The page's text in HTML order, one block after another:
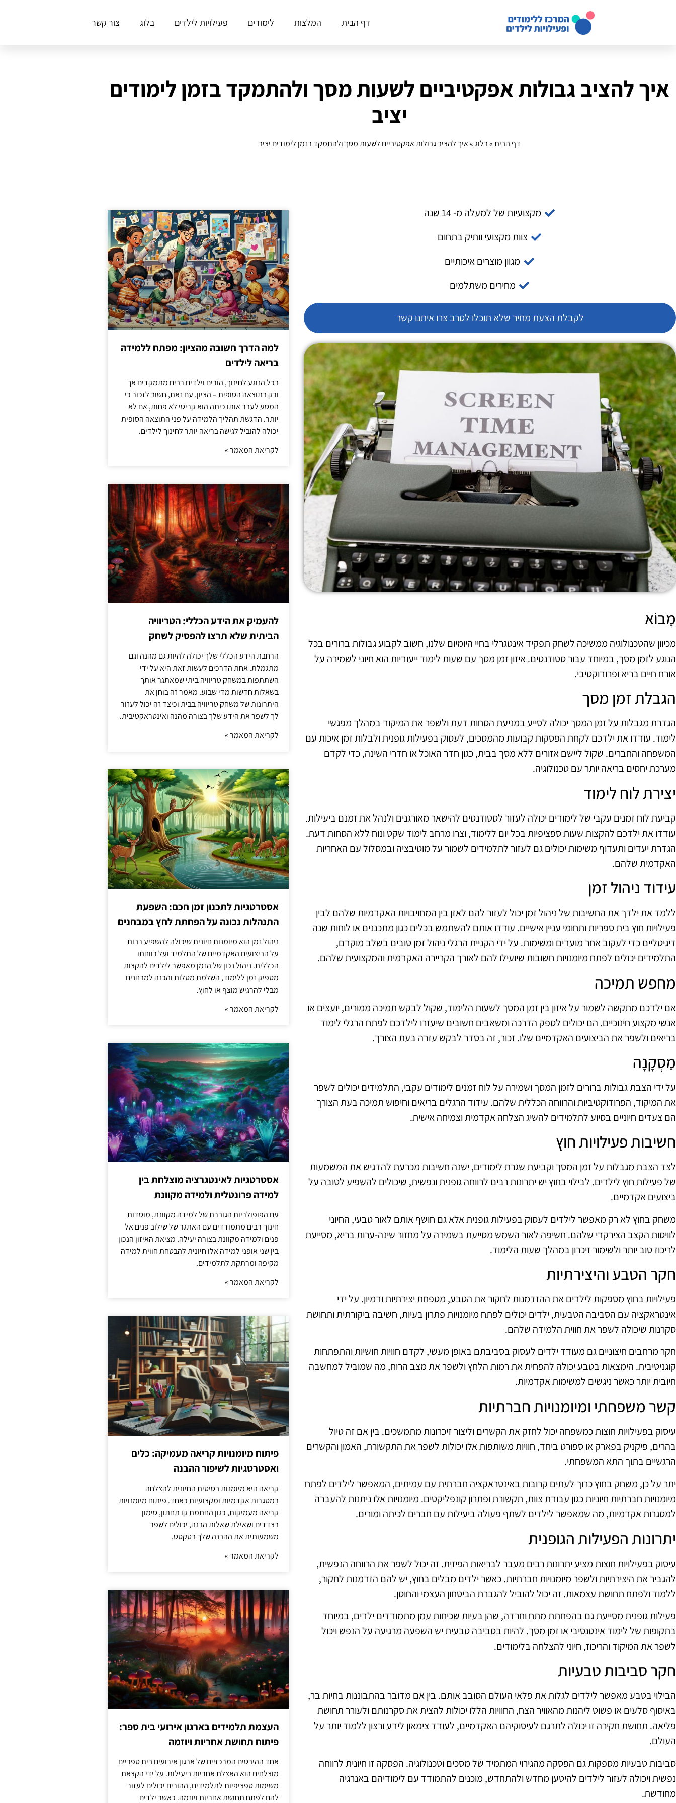
דף הבית המלצות לימודים פעילויות לילדים בלוג צור קשר
איך להציב גבולות אפקטיביים לשעות מסך ולהתמקד בזמן לימודים
יציב
דף הבית»בלוג»איך להציב גבולות אפקטיביים לשעות מסך ולהתמקד בזמן לימודים יציב
מקצועיות של למעלה מ- 14 שנה
צוות מקצועי וותיק בתחום
מגוון מוצרים איכותיים
מחירים משתלמים
לקבלת הצעת מחיר שלא תוכלו לסרב צרו איתנו קשר
מָבוֹא
מכיוון שהטכנולוגיה ממשיכה לשחק תפקיד אינטגרלי בחיי היומיום שלנו, חשוב לקבוע גבולות ברורים בכל
הנוגע לזמן מסך, במיוחד עבור סטודנטים. איזון זמן מסך עם שעות לימוד ייעודיות הוא חיוני לשמירה על
אורח חיים בריא ופרודוקטיבי.
הגבלת זמן מסך
הגדרת מגבלות על זמן המסך יכולה לסייע במניעת הסחות דעת ולשפר את המיקוד במהלך מפגשי
לימוד. עודדו את ילדכם לקחת הפסקות קבועות מהמסכים, לעסוק בפעילות גופנית ולבלות זמן איכות עם
המשפחה והחברים. שקול ליישם אזורים ללא מסך בבית, כגון חדר האוכל או חדרי השינה, כדי לקדם
מערכת יחסים בריאה יותר עם טכנולוגיה.
יצירת לוח לימוד
קביעת לוח זמנים עקבי של לימודים יכולה לעזור לסטודנטים להישאר מאורגנים ולנהל את זמנם ביעילות.
עודדו את ילדכם להקצות שעות ספציפיות בכל יום ללימוד, וצרו מרחב לימוד שקט ונוח ללא הסחות דעת.
הגדרת יעדים ותעדוף משימות יכולים גם לעזור לתלמידים לשמור על מוטיבציה ובמסלול עם האחריות
האקדמית שלהם.
עידוד ניהול זמן
ללמד את ילדך את החשיבות של ניהול זמן יכול לעזור להם לאזן בין המחויבויות האקדמיות שלהם לבין
פעילויות חוץ בית ספריות ותחומי עניין אישיים. עודדו אותם להשתמש בכלים כגון מתכננים או לוחות שנה
דיגיטליים כדי לעקוב אחר מועדים ומשימות. על ידי הקניית הרגלי ניהול זמן טובים בשלב מוקדם,
התלמידים יכולים לפתח מיומנויות חשובות שיועילו להם לאורך הקריירה האקדמית והמקצועית שלהם.
מחפש תמיכה
אם ילדכם מתקשה לשמור על איזון בין זמן המסך לשעות הלימוד, שקול לבקש תמיכה ממורים, יועצים או
אנשי מקצוע חינוכיים. הם יכולים לספק הדרכה ומשאבים חשובים שיעזרו לילדכם לפתח הרגלי לימוד
בריאים ולשפר את הביצועים האקדמיים שלו. זכור, זה בסדר לבקש עזרה בעת הצורך.
מַסְקָנָה
על ידי הצבת גבולות ברורים לזמן המסך ושמירה על לוח זמנים לימודים עקבי, התלמידים יכולים לשפר
את המיקוד, הפרודוקטיביות והרווחה הכללית שלהם. עידוד הרגלים בריאים וחיפוש תמיכה בעת הצורך
הם צעדים חיוניים בסיוע לתלמידים להשיג הצלחה אקדמית וצמיחה אישית.
חשיבות פעילויות חוץ
לצד הצבת מגבלות על זמן המסך וקביעת שגרת לימודים, ישנה חשיבות מכרעת להדגיש את המשמעות
של פעילות חוץ לילדים. לבילוי בחוץ יש יתרונות רבים לרווחה גופנית ונפשית, שיכולים להשפיע לטובה על
ביצועים אקדמיים.
משחק בחוץ לא רק מאפשר לילדים לעסוק בפעילות גופנית אלא גם חושף אותם לאור טבעי, החיוני
לוויסות הקצב הצירקדי שלהם. חשיפה לאור השמש מסייעת בשמירה על מחזור שינה-ערות בריא, מסייעת
לריכוז טוב יותר ולשימור זיכרון במהלך שעות הלימוד.
חקר הטבע והיצירתיות
פעילויות בחוץ מספקות לילדים את ההזדמנות לחקור את הטבע, מטפחת יצירתיות ודמיון. על ידי
אינטראקציה עם הסביבה הטבעית, ילדים יכולים לפתח מיומנויות פתרון בעיות, חשיבה ביקורתית ותחושת
סקרנות שיכולה לשפר את חווית הלמידה שלהם.
חקר מרחבים חיצוניים גם מעודד ילדים לעסוק בסביבתם באופן מעשי, לקדם חוויות חושיות והתפתחות
קוגניטיבית. הימצאות בטבע יכולה להפחית את רמות הלחץ ולשפר את מצב הרוח, מה שמוביל למחשבה
חיובית יותר כאשר ניגשים למשימות אקדמיות.
קשר משפחתי ומיומנויות חברתיות
עיסוק בפעילויות חוצות כמשפחה יכול לחזק את הקשרים וליצור זיכרונות מתמשכים. בין אם זה טיול
בהרים, פיקניק בפארק או ספורט ביחד, חוויות משותפות אלו יכולות לשפר את התקשורת, האמון והקשרים
הרגשיים בתוך התא המשפחתי.
יתר על כן, משחק בחוץ כרוך לעתים קרובות באינטראקציה חברתית עם עמיתים, המאפשר לילדים לפתח
מיומנויות חברתיות חיוניות כגון עבודת צוות, תקשורת ופתרון קונפליקטים. מיומנויות אלו ניתנות להעברה
למסגרות אקדמיות, מה שמאפשר לילדים לשתף פעולה ביעילות עם חברים לכיתה ומורים.
יתרונות הפעילות הגופנית
עיסוק בפעילויות חוצות מציע יתרונות רבים מעבר לבריאות הפיזית. זה יכול לשפר את הרווחה הנפשית,
להגביר את היצירתיות ולשפר מיומנויות חברתיות. כאשר ילדים מבלים בחוץ, יש להם הזדמנות לחקור,
ללמוד ולפתח תחושת עצמאות. זה יכול להוביל להגברת הביטחון העצמי והחוסן.
פעילות גופנית מסייעת גם בהפחתת מתח וחרדה, שהן בעיות שכיחות עמן מתמודדים ילדים, במיוחד
בתקופות של לימוד אינטנסיבי או זמן מסך. להיות בסביבה טבעית יש השפעה מרגיעה על הנפש ויכול
לשפר את המיקוד והריכוז, חיוני להצלחה בלימודים.
חקר סביבות טבעיות
הבילוי בטבע מאפשר לילדים לגלות את פלאי העולם הסובב אותם. בין אם מדובר בהתבוננות בחיות בר,
באיסוף סלעים או פשוט ליהנות מהאוויר הצח, החוויות הללו יכולות להצית את סקרנותם ולעורר תחושת
פליאה. תחושת חקירה זו יכולה לתרגם לעיסוקיהם האקדמיים, לעודד צימאון לידע ורצון ללמוד יותר על
העולם.
סביבות טבעיות מספקות גם הפסקה מהגירוי המתמיד של מסכים וטכנולוגיה. הפסקה זו חיונית לרווחה
נפשית ויכולה לעזור לילדים להיטען מחדש ולהתחדש, מוכנים להתמודד עם לימודיהם באנרגיה
מחודשת.
למה הדרך חשובה מהציון: מפתח ללמידה
בריאה לילדים
בכל הנוגע לחינוך, הורים וילדים רבים מתמקדים אך
ורק בתוצאה הסופית – הציון. עם זאת, חשוב לזכור כי
המסע לעבר אותו כיתה הוא קריטי לא פחות, אם לא
יותר. הדגשת תהליך הלמידה על פני התוצאה הסופית
יכולה להוביל לגישה בריאה יותר לחינוך לילדים.
לקריאת המאמר »
להעמיק את הידע הכללי: הטריוויה
הביתית שלא תרצו להפסיק לשחק
הרחבת הידע הכללי שלך יכולה להיות גם מהנה וגם
מתגמלת. אחת הדרכים לעשות זאת היא על ידי
השתתפות במשחק טריוויה ביתי שמאתגר אותך
בשאלות חדשות מדי שבוע. מאמר זה בוחן את
היתרונות של משחק טריוויה בבית וכיצד זה יכול לעזור
לך לשפר את הידע שלך בצורה מהנה ואינטראקטיבית.
לקריאת המאמר »
אסטרטגיות לתכנון זמן חכם: השפעת
התנהלות נכונה על הפחתת לחץ במבחנים
ניהול זמן הוא מיומנות חיונית שיכולה להשפיע רבות
על הביצועים האקדמיים של התלמיד ועל רווחתו
הכללית. ניהול נכון של הזמן מאפשר לילדים להקצות
מספיק זמן ללימוד, השלמת מטלות והכנה למבחנים
מבלי להרגיש מוצף או לחוץ.
לקריאת המאמר »
אסטרטגיות לאינטגרציה מוצלחת בין
למידה פרונטלית ולמידה מקוונת
עם הפופולריות הגוברת של למידה מקוונת, מוסדות
חינוך רבים מתמודדים עם האתגר של שילוב פנים אל
פנים ולמידה מקוונת בצורה יעילה. מציאת האיזון הנכון
בין שני אופני למידה אלו חיונית להבטחת חווית למידה
מקיפה ומרתקת לתלמידים.
לקריאת המאמר »
פיתוח מיומנויות קריאה מעמיקה: כלים
ואסטרטגיות לשיפור ההבנה
קריאה היא מיומנות בסיסית החיונית להצלחה
במסגרות אקדמיות ומקצועיות כאחד. פיתוח מיומנויות
קריאה מעמיקות, כגון החתמת קו תחתון, סימון
בצדדים ושאילת שאלות הבנה, יכולים לשפר
משמעותית את ההבנה שלך בטקסט.
לקריאת המאמר »
העצמת תלמידים בארגון אירועי בית ספר:
פיתוח תחושת אחריות ויוזמה
אחד ההיבטים המרכזיים של ארגון אירועים בית ספריים
מוצלחים הוא האצלת אחריות ביעילות. על ידי הקצאת
משימות ספציפיות לתלמידים, ההורים יכולים לעזור
להם לפתח תחושת אחריות ויוזמה. כאשר ילדים